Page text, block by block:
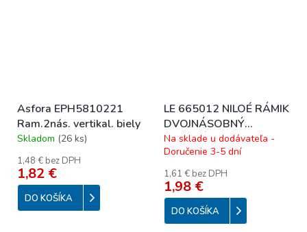
Asfora EPH5810221
Ram.2nás. vertikal. biely
Skladom (26 ks)
1,48 € bez DPH
1,82 €
DO KOŠÍKA
LE 665012 NILOÉ RÁMIK
DVOJNÁSOBNÝ
BEŽOVÝ
Na sklade u dodávateľa -
Doručenie 3-5 dní
1,61 € bez DPH
1,98 €
DO KOŠÍKA